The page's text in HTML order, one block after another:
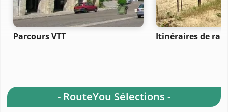
Parcours VTT Itinéraires de
- RouteYou Sélections -